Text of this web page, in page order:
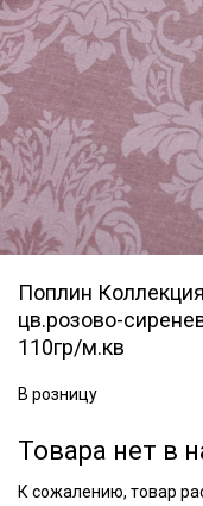
Поплин
цв.розово-
110гр/м.кв
В розницу
Товара нет в
К сожалению, товар